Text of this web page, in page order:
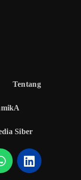
Tentang
Siber